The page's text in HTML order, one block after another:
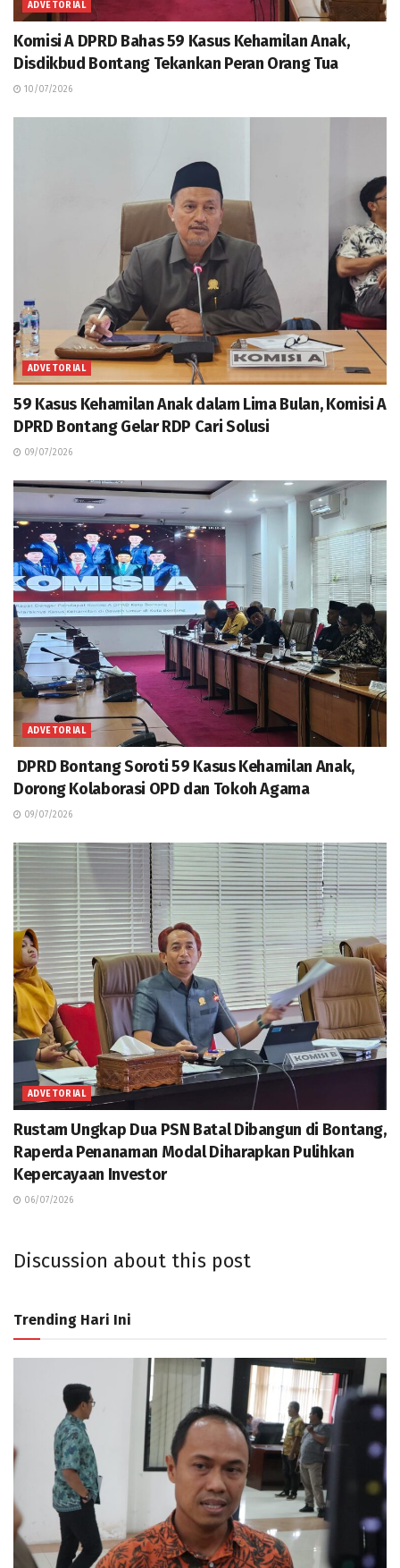
ADVETORIAL
Komisi A DPRD Bahas 59 Kasus Kehamilan Anak,
Disdikbud Bontang Tekankan Peran Orang Tua
10/07/2026
ADVETORIAL
59 Kasus Kehamilan Anak dalam Lima Bulan, Komisi A
DPRD Bontang Gelar RDP Cari Solusi
09/07/2026
ADVETORIAL
DPRD Bontang Soroti 59 Kasus Kehamilan Anak,
Dorong Kolaborasi OPD dan Tokoh Agama
09/07/2026
ADVETORIAL
Rustam Ungkap Dua PSN Batal Dibangun di Bontang,
Raperda Penanaman Modal Diharapkan Pulihkan
Kepercayaan Investor
06/07/2026
Discussion about this post
Trending Hari Ini